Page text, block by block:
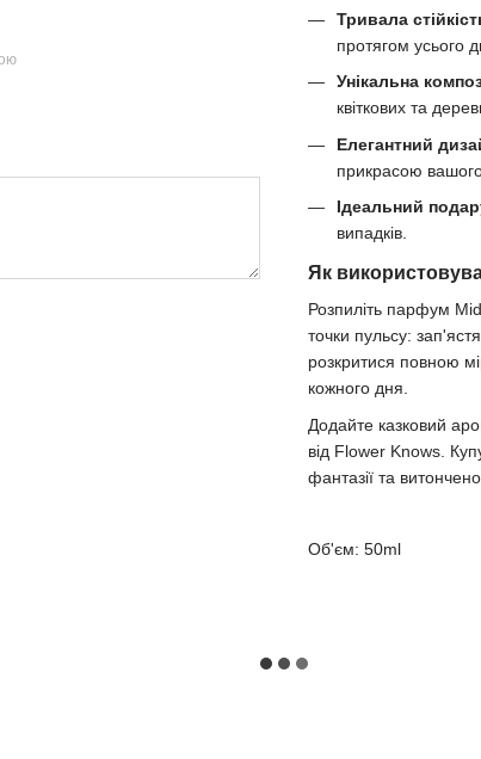
Тривала
протягом усього
Унікальна
квіткових та
Елегантний
прикрасою вашого
Ідеальний
випадків.
Як
Розпиліть парфум
точки пульсу:
розкритися повною
кожного дня.
Додайте казковий
від Flower Knows.
фантазії та
Об'єм: 50ml